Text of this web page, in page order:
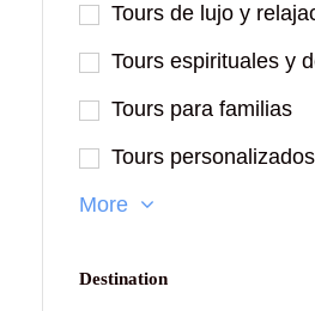
Tours de lujo y
Tours espirituales y
Tours para familias
Tours
More
Destination